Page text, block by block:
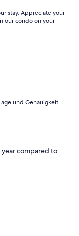
stay. Appreciate your
our condo on your
und Genauigkeit
compared to